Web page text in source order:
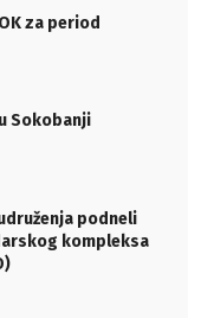
za period
Sokobanji
podneli
kompleksa